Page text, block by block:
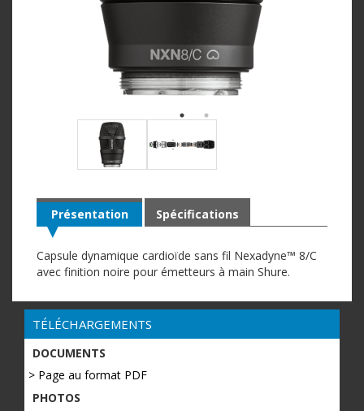
Présentation
Capsule dynamique cardioïde sans fil Nexadyne™ 8/C
avec finition noire pour émetteurs à main Shure.
Spécifications
TÉLÉCHARGEMENTS
DOCUMENTS
> Page au format PDF
PHOTOS